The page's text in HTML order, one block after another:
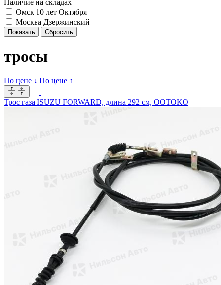
Наличие на складах
Омск 10 лет Октября
Москва Дзержинский
тросы
По цене ↓ По цене ↑
Трос газа ISUZU FORWARD, длина 292 см, OOTOKO